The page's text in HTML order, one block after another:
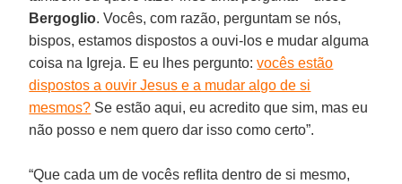
Bergoglio. Vocês, com razão, perguntam se nós,
bispos, estamos dispostos a ouvi-los e mudar alguma
coisa na Igreja. E eu lhes pergunto:vocês estão
dispostos a ouvir Jesus e a mudar algo de si
mesmos? Se estão aqui, eu acredito que sim, mas eu
não posso e nem quero dar isso como certo”.
“Que cada um de vocês reflita dentro de si mesmo,